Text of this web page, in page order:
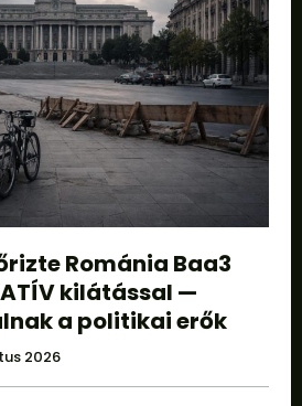
Románia Baa3
kilátással —
a politikai erők
2026